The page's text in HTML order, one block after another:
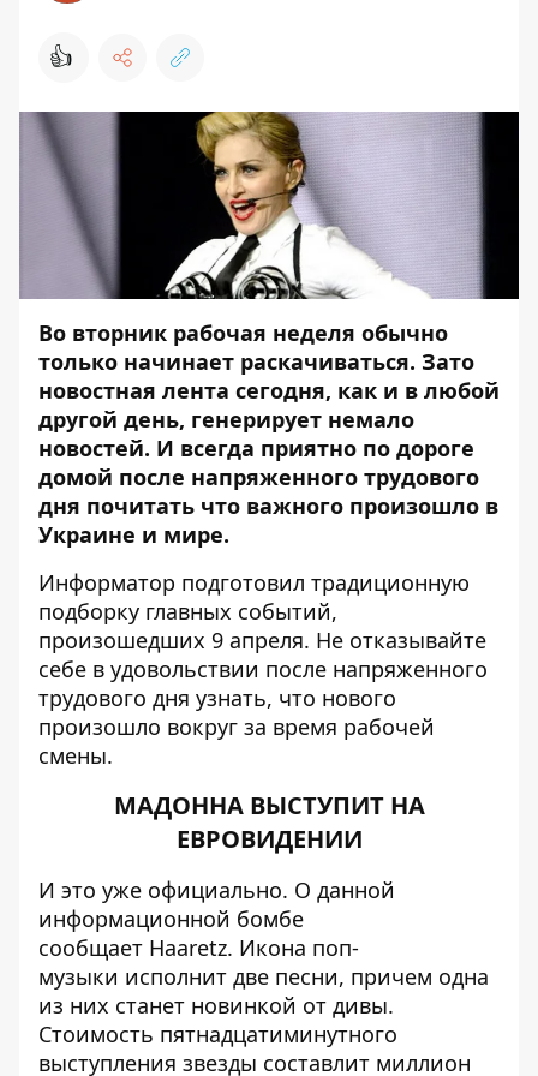
👍
Во вторник рабочая неделя обычно
только начинает раскачиваться. Зато
новостная лента сегодня, как и в любой
другой день, генерирует немало
новостей. И всегда приятно по дороге
домой после напряженного трудового
дня почитать что важного произошло в
Украине и мире.
Информатор подготовил традиционную
подборку главных событий,
произошедших 9 апреля. Не отказывайте
себе в удовольствии после напряженного
трудового дня узнать, что нового
произошло вокруг за время рабочей
смены.
МАДОННА ВЫСТУПИТ НА
ЕВРОВИДЕНИИ
И это уже официально. О данной
информационной бомбе
сообщает Haaretz. Икона поп-
музыки исполнит две песни, причем одна
из них станет новинкой от дивы.
Стоимость пятнадцатиминутного
выступления звезды составлит миллион